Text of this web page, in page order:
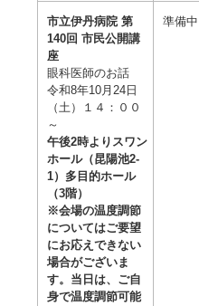
市立伊丹病院 第
140回 市民公開講
座
眼科医師のお話
令和8年10月 24日
（土）１４：００
～
午後2時よりスワン
ホール（昆陽池2-
1）多目的ホール
（3階）
※会場の温度調節
についてはご要望
にお応えできない
場合がございま
す。当日は、ご自
身で温度調節可能
準備中